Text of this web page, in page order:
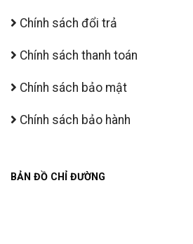
Chính sách đổi trả
Chính sách thanh toán
Chính sách bảo mật
Chính sách bảo hành
BẢN ĐỒ CHỈ ĐƯỜNG